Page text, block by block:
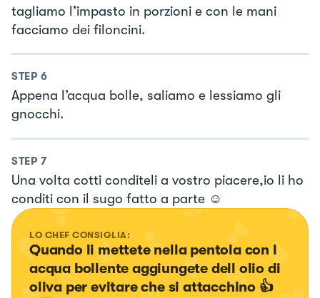
tagliamo l’impasto in porzioni e con le mani
facciamo dei filoncini.
STEP 6
Appena l’acqua bolle, saliamo e lessiamo gli
gnocchi.
STEP 7
Una volta cotti conditeli a vostro piacere,io li ho
conditi con il sugo fatto a parte ☺️
LO CHEF CONSIGLIA:
Quando li mettete nella pentola con l
acqua bollente aggiungete dell olio di
oliva per evitare che si attacchino 👍